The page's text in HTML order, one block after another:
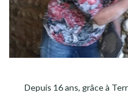
Depuis 16 ans, grâce à